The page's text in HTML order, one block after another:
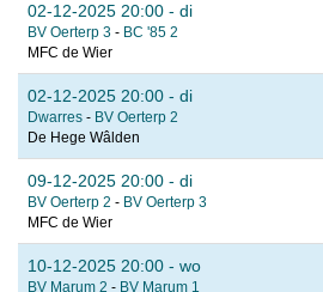
02-12-2025 20:00 - di
BV Oerterp 3 - BC '85 2
MFC de Wier
02-12-2025 20:00 - di
Dwarres - BV Oerterp 2
De Hege Wâlden
09-12-2025 20:00 - di
BV Oerterp 2 - BV Oerterp 3
MFC de Wier
10-12-2025 20:00 - wo
BV Marum 2 - BV Marum 1